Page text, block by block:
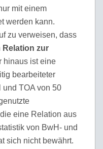
mit einem
werden kann.
zu verweisen, dass
Relation zur
hinaus ist eine
bearbeiteter
und TOA von 50
eine Relation aus
von BwH- und
sich nicht bewährt.